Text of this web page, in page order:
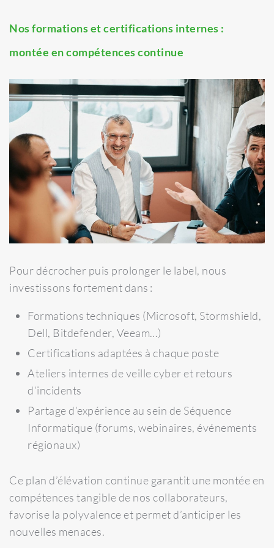
Nos formations et certifications internes :
montée en compétences continue
Pour décrocher puis prolonger le label, nous
investissons fortement dans :
Formations techniques (Microsoft, Stormshield,
Dell, Bitdefender, Veeam…)
Certifications adaptées à chaque poste
Ateliers internes de veille cyber et retours
d’incidents
Partage d’expérience au sein de Séquence
Informatique (forums, webinaires, événements
régionaux)
Ce plan d’élévation continue garantit une montée en
compétences tangible de nos collaborateurs,
favorise la polyvalence et permet d’anticiper les
nouvelles menaces.